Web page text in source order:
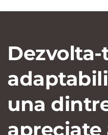
Dezvolta-
una